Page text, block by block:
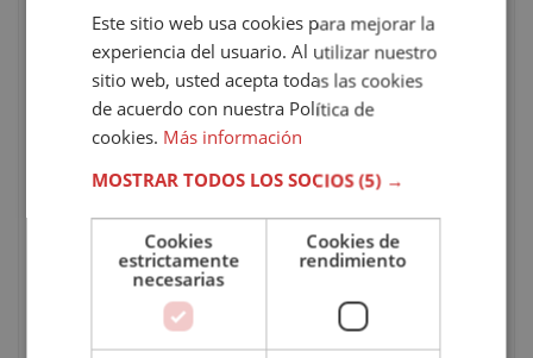
estudiante podrá elegir la fecha para presentarse al
examen.
Duración
Esta titulación tiene una carga lectiva aproximada de
Certificación
Una vez el alumno haya finalizado la formación y
Este sitio web usa cookies para mejorar la
experiencia del usuario. Al utilizar nuestro
sitio web, usted acepta todas las cookies
de acuerdo con nuestra Política de
cookies. Más información
MOSTRAR TODOS LOS SOCIOS(5) →
Cookies
estrictamente
necesarias
Cookies de
rendimiento